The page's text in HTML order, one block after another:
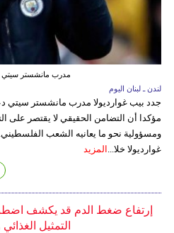
مدرب مانشستر سيتي
لندن ـ لبنان اليوم
جدد بيب غوارديولا مدرب مانشستر سيتي
مؤكدا أن التضامن الحقيقي لا يقتصر على
ومسؤولية نحو ما يعانيه الشعب
غوارديولا خلا... المزيد
إرتفاع ضغط الدم قد يكشف
التمثيل